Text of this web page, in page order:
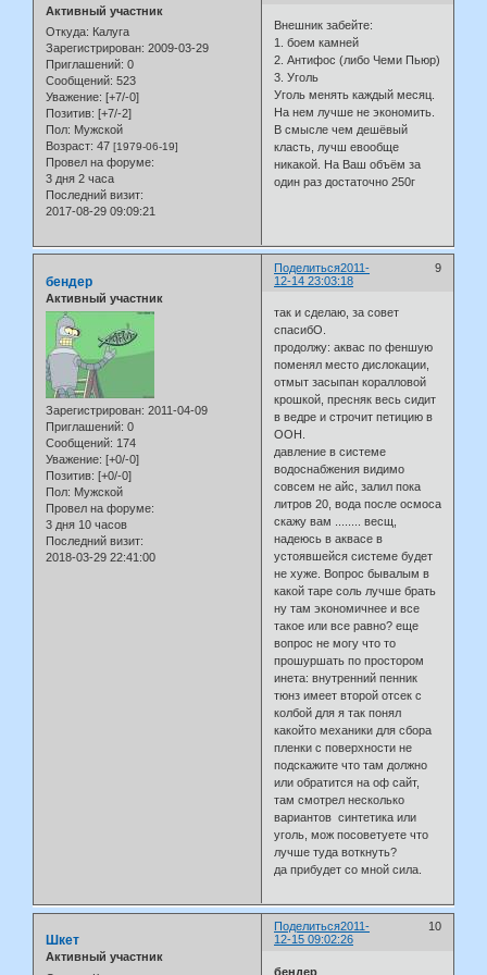
Активный участник
Откуда: Калуга
Зарегистрирован: 2009-03-29
Приглашений: 0
Сообщений: 523
Уважение: [+7/-0]
Позитив: [+7/-2]
Пол: Мужской
Возраст: 47 [1979-06-19]
Провел на форуме:
3 дня 2 часа
Последний визит:
2017-08-29 09:09:21
Внешник забейте:
1. боем камней
2. Антифос (либо Чеми Пьюр)
3. Уголь
Уголь менять каждый месяц.
На нем лучше не экономить.
В смысле чем дешёвый
класть, лучш евообще
никакой. На Ваш объём за
один раз достаточно 250г
Поделиться 9
2011-
12-14 23:03:18
бендер
Активный участник
Зарегистрирован: 2011-04-09
Приглашений: 0
Сообщений: 174
Уважение: [+0/-0]
Позитив: [+0/-0]
Пол: Мужской
Провел на форуме:
3 дня 10 часов
Последний визит:
2018-03-29 22:41:00
так и сделаю, за совет
спасибО.
продолжу: аквас по феншую
поменял место дислокации,
отмыт засыпан коралловой
крошкой, пресняк весь сидит
в ведре и строчит петицию в
ООН.
давление в системе
водоснабжения видимо
совсем не айс, залил пока
литров 20, вода после осмоса
скажу вам ........ весщ,
надеюсь в аквасе в
устоявшейся системе будет
не хуже. Вопрос бывалым в
какой таре соль лучше брать
ну там экономичнее и все
такое или все равно? еще
вопрос не могу что то
прошуршать по простором
инета: внутренний пенник
тюнз имеет второй отсек с
колбой для я так понял
какойто механики для сбора
пленки с поверхности не
подскажите что там должно
или обратится на оф сайт,
там смотрел несколько
вариантов синтетика или
уголь, мож посоветуете что
лучше туда воткнуть?
да прибудет со мной сила.
Поделиться 10
2011-
12-15 09:02:26
Шкет
Активный участник
бендер